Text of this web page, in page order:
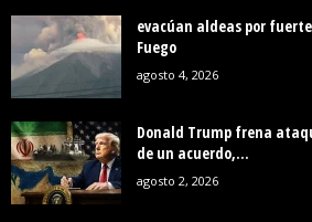
evacúan aldeas por
Fuego
agosto 4, 2026
Donald Trump frena
de un acuerdo,...
agosto 2, 2026